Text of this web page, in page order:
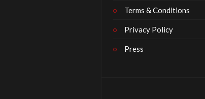
Terms & Conditions
Privacy Policy
Press